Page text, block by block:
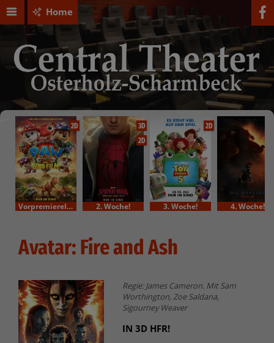
Home
2D
VorpremiereIm Bundesstart
3D
2D
2. Woche!
2D
3. Woche! 4. Woche!
Avatar: Fire and Ash
Regie: James Cameron. Mit Sam
Worthington, Zoe Saldana,
Sigourney Weaver
IN 3D HFR!